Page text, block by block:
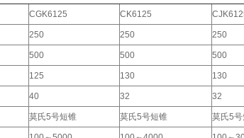
CGK6125 CK6125
250 250 250
500 500 500
125 130 130
40 32 32
莫氏5号短锥 莫氏5号短锥 莫氏5